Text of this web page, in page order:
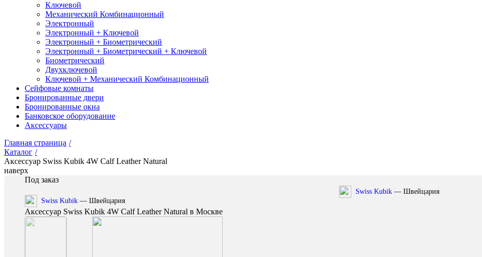
Ключевой
Механический Комбинационный
Электронный
Электронный + Ключевой
Электронный + Биометрический
Электронный + Биометрический + Ключевой
Биометрический
Двухключевой
Ключевой + Механический Комбинационный
Сейфовые комнаты
Бронированные двери
Бронированные окна
Банковское оборудование
Аксессуары
Главная страница /
Каталог /
Аксессуар Swiss Kubik 4W Calf Leather Natural
наверх
Под заказ
Swiss Kubik — Швейцария
Аксессуар Swiss Kubik 4W Calf Leather Natural в Москве
Swiss Kubik — Швейцария